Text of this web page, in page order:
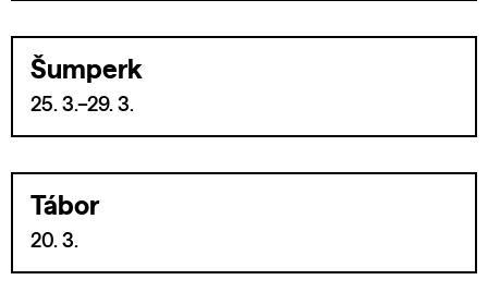
Šumperk
25. 3.–29. 3.
Tábor
20. 3.